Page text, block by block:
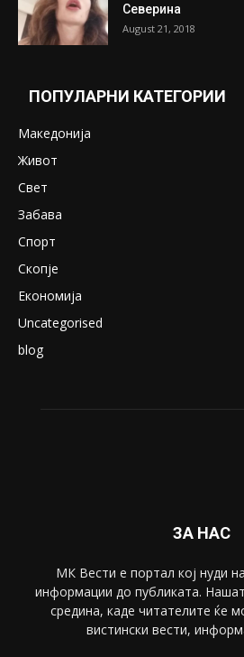
Северина
August 21, 2018
ПОПУЛАРНИ КАТЕГОРИИ
Македонија
Живот
Свет
Забава
Спорт
Скопје
Економија
Uncategorised
blog
ЗА НАС
МК Вести е портал коj нуди
информации до публиката.
средина, каде читателите ќе
вистински вести,